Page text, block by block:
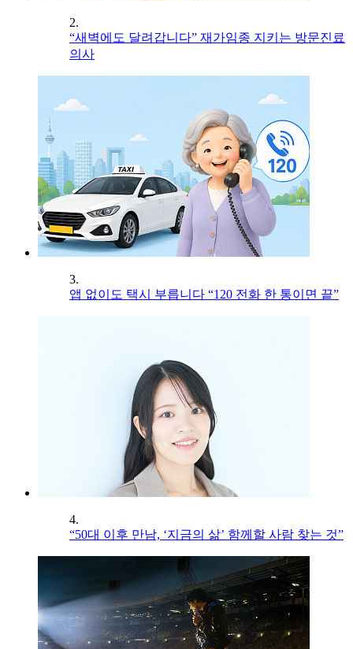
2.
“새벽에도 달려갑니다” 재가임종 지키는 방문진료
의사
3.
앱 없이도 택시 부릅니다 “120 전화 한 통이면 끝”
4.
“50대 이후 만남, ‘지금의 삶’ 함께할 사람 찾는 것”